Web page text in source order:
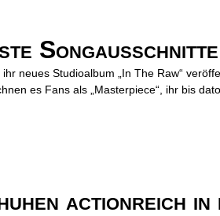
Songausschnitte
neues Studioalbum „In The Raw“
es Fans als „Masterpiece“, ihr bis
actionreich in